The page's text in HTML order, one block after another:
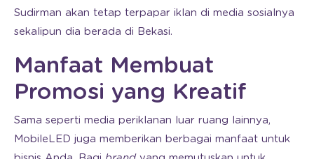
Sudirman akan tetap terpapar iklan di media sosialnya
sekalipun dia berada di Bekasi.
Manfaat Membuat
Promosi yang Kreatif
Sama seperti media periklanan luar ruang lainnya,
MobileLED juga memberikan berbagai manfaat untuk